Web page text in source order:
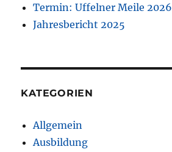
Termin: Uffelner Meile 2026
Jahresbericht 2025
KATEGORIEN
Allgemein
Ausbildung